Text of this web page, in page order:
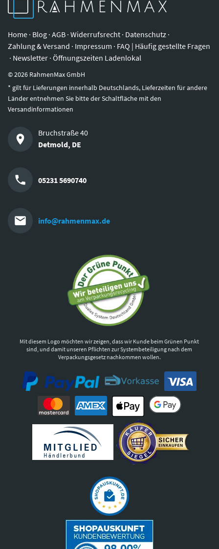
Home · Blog · AGB · Widerrufsrecht · Datenschutz ·
Zahlung & Versand · Impressum · FAQ | Häufig gestellte Fragen
· Newsletter · Öffnungszeiten Ladenlokal
©2026 RahmenMax GmbH
* gilt für Lieferungen innerhalb Deutschlands, Lieferzeiten für andere
Länder entnehmen Sie bitte der Schaltfläche mit den
Versandinformationen
Bruchstraße 40
Detmold, DE
05231 5690740
info@rahmenmax.de
Mit diesem Logo möchten wir zeigen, dass wir Kunde beim Grünen Punkt
sind, und damit unseren Pflichten zur Systembeteiligung nach dem
Verpackungsgesetz nachkommen wollen.